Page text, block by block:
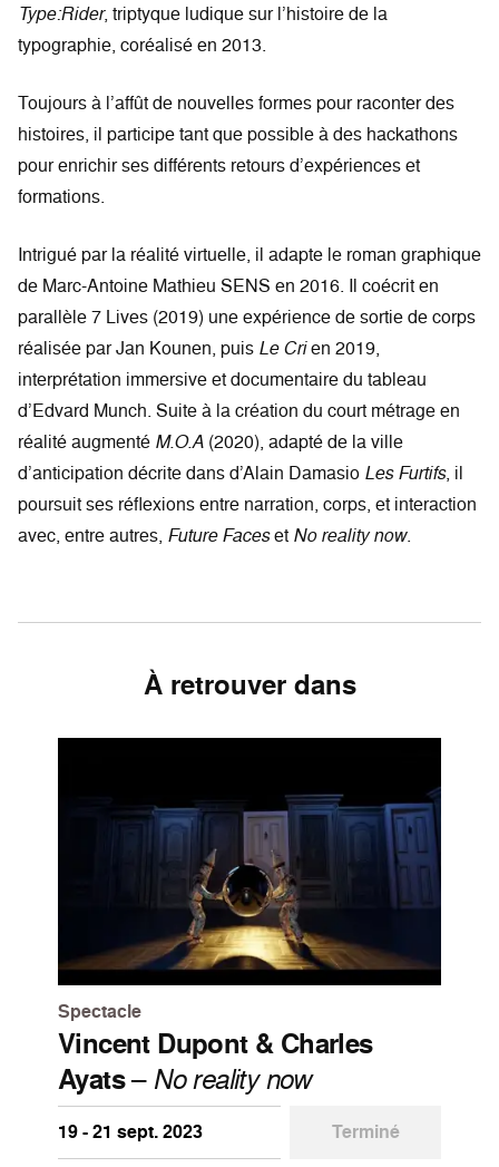
Type:Rider, triptyque ludique sur l’histoire de la
typographie, coréalisé en 2013.
Toujours à l’affût de nouvelles formes pour raconter des
histoires, il participe tant que possible à des hackathons
pour enrichir ses différents retours d’expériences et
formations.
Intrigué par la réalité virtuelle, il adapte le roman graphique
de Marc-Antoine Mathieu SENS en 2016. Il coécrit en
parallèle 7 Lives (2019) une expérience de sortie de corps
réalisée par Jan Kounen, puis Le Crien 2019,
interprétation immersive et documentaire du tableau
d’Edvard Munch. Suite à la création du court métrage en
réalité augmenté M.O.A (2020), adapté de la ville
d’anticipation décrite dans d’Alain Damasio Les Furtifs, il
poursuit ses réflexions entre narration, corps, et interaction
avec, entre autres, Future Faceset No reality now.
À retrouver dans
Spectacle
Vincent Dupont & Charles
Ayats– No reality now
19 - 21 sept. 2023
Terminé